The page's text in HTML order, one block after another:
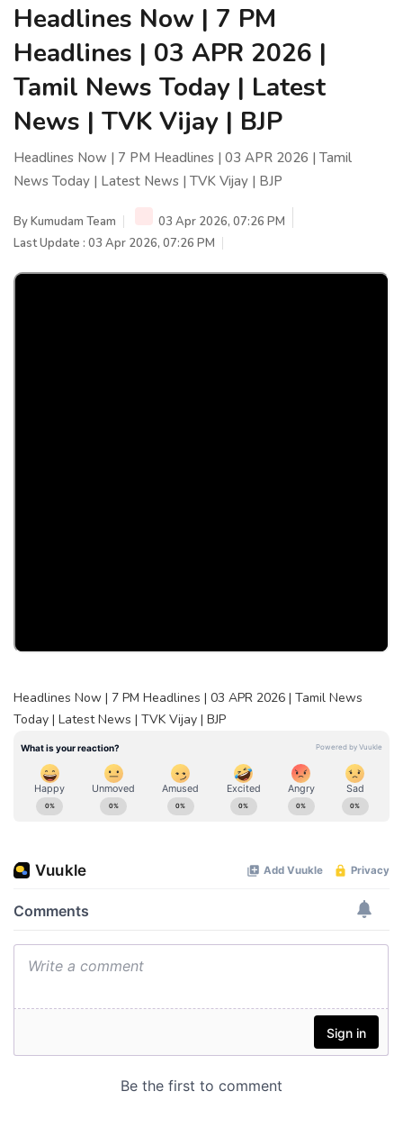
Headlines Now | 7 PM
Headlines | 03 APR 2026 |
Tamil News Today | Latest
News | TVK Vijay | BJP
Headlines Now | 7 PM Headlines | 03 APR 2026 | Tamil
News Today | Latest News | TVK Vijay | BJP
ByKumudam Team
03 Apr 2026, 07:26 PM
Last Update : 03 Apr 2026, 07:26 PM
Headlines Now | 7 PM Headlines | 03 APR 2026 | Tamil News
Today | Latest News | TVK Vijay | BJP